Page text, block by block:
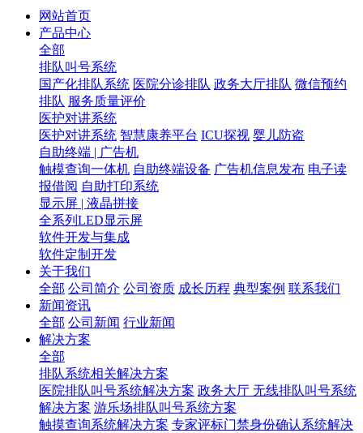
网站首页
产品中心
全部
排队叫号系统
国产化排队系统 医院分诊排队 政务大厅排队 微信预约
排队 服务质量评价
医护对讲系统
医护对讲系统 智慧康养平台 ICU探视 婴儿防盗
自助终端 | 广告机
触模查询一体机 自助终端设备 广告机信息发布 电子读
报借阅 自助打印系统
显示屏 | 液晶拼接
全系列LED显示屏
软件开发与集成
软件定制开发
关于我们
全部 公司简介 公司资质 成长历程 典型案例 联系我们
新闻资讯
全部 公司新闻 行业新闻
解决方案
全部
排队系统相关解决方案
医院排队叫号系统解决方案 政务大厅 无线排队叫号系统
解决方案 游乐场排队叫号系统方案
触摸查询系统解决方案 专家评标门禁身份确认系统解决